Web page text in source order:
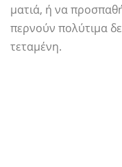
ματιά, ή να
περνούν πολύτιμα
τεταμένη.